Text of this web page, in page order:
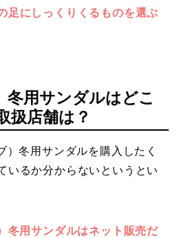
足にしっくりくるものを選ぶ
冬用サンダルはどこ
扱店舗は？
冬用サンダルを購入したく
いるか分からないというとい
冬用サンダルはネット販売だ